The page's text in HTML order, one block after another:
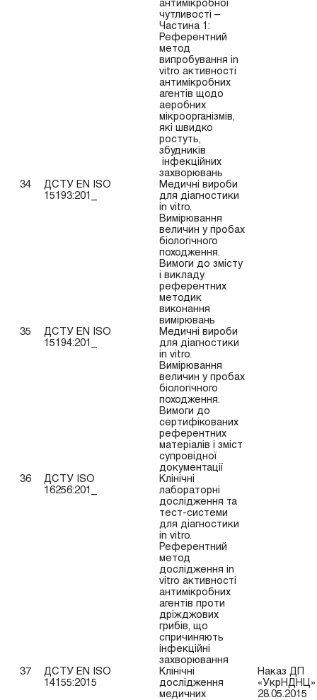
антимікробної
чутливості –
Частина 1:
Референтний
метод
випробування in
vitro активності
антимікробних
агентів щодо
аеробних
мікроорганізмів,
які швидко
ростуть,
збудників
інфекційних
захворювань
34
ДСТУ EN ISO
15193:201_
Медичні вироби
для діагностики
in vitro.
Вимірювання
величин у пробах
біологічного
походження.
Вимоги до змісту
і викладу
референтних
методик
виконання
вимірювань
35
ДСТУ EN ISO
15194:201_
Медичні вироби
для діагностики
in vitro.
Вимірювання
величин у пробах
біологічного
походження.
Вимоги до
сертифікованих
референтних
матеріалів і зміст
супровідної
документації
36
ДСТУ ISO
16256:201_
Клінічні
лабораторні
дослідження та
тест-системи
для діагностики
in vitro.
Референтний
метод
дослідження in
vitro активності
антимікробних
агентів проти
дріжджових
грибів, що
спричиняють
інфекційні
захворювання
37
ДСТУ EN ISO
14155:2015
Клінічні
дослідження
медичних
Наказ ДП
«УкрНДНЦ»
28.05.2015